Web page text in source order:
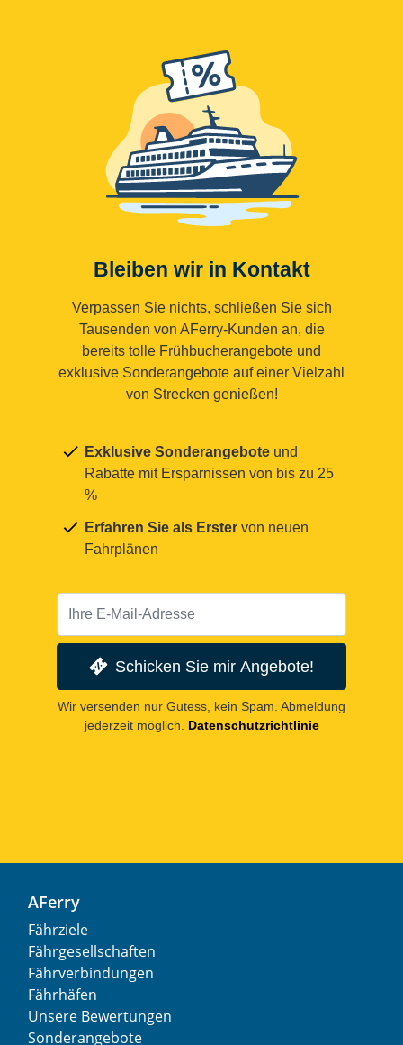
Bleiben wir in Kontakt
Verpassen Sie nichts, schließen Sie sich
Tausenden von AFerry-Kunden an, die
bereits tolle Frühbucherangebote und
exklusive Sonderangebote auf einer Vielzahl
von Strecken genießen!
Exklusive Sonderangebote und
Rabatte mit Ersparnissen von bis zu 25
%
Erfahren Sie als Erster von neuen
Fahrplänen
Schicken Sie mir Angebote!
Wir versenden nur Gutess, kein Spam. Abmeldung
jederzeit möglich.
Datenschutzrichtlinie
AFerry
Fährziele
Fährgesellschaften
Fährverbindungen
Fährhäfen
Unsere Bewertungen
Sonderangebote